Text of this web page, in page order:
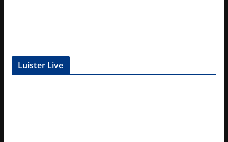
Luister Live